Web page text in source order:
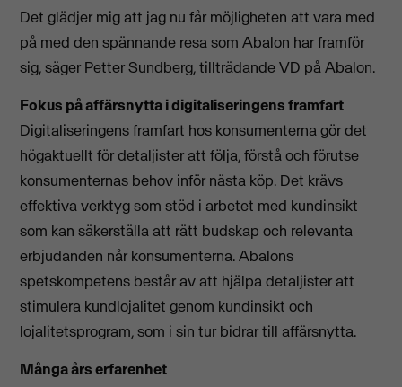
Det glädjer mig att jag nu får möjligheten att vara med
på med den spännande resa som Abalon har framför
sig, säger Petter Sundberg, tillträdande VD på Abalon.
Fokus på affärsnytta i digitaliseringens framfart
Digitaliseringens framfart hos konsumenterna gör det
högaktuellt för detaljister att följa, förstå och förutse
konsumenternas behov inför nästa köp. Det krävs
effektiva verktyg som stöd i arbetet med kundinsikt
som kan säkerställa att rätt budskap och relevanta
erbjudanden når konsumenterna. Abalons
spetskompetens består av att hjälpa detaljister att
stimulera kundlojalitet genom kundinsikt och
lojalitetsprogram, som i sin tur bidrar till affärsnytta.
Många års erfarenhet